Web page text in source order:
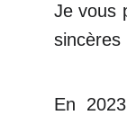
Je vous
sincères
En